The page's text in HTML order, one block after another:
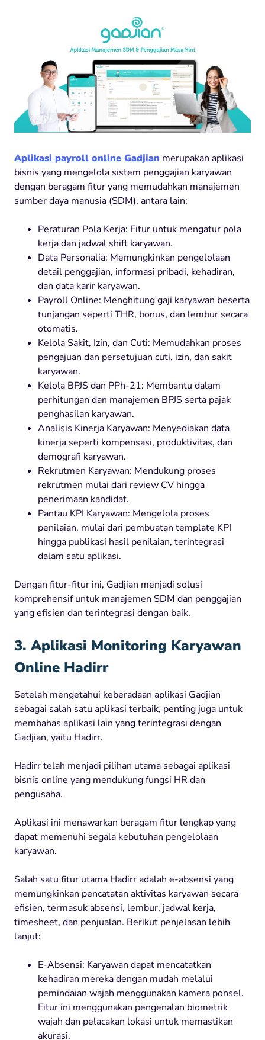
Aplikasi payroll online Gadjian merupakan aplikasi
bisnis yang mengelola sistem penggajian karyawan
dengan beragam fitur yang memudahkan manajemen
sumber daya manusia (SDM), antara lain:
Peraturan Pola Kerja: Fitur untuk mengatur pola
kerja dan jadwal shift karyawan.
Data Personalia: Memungkinkan pengelolaan
detail penggajian, informasi pribadi, kehadiran,
dan data karir karyawan.
Payroll Online: Menghitung gaji karyawan beserta
tunjangan seperti THR, bonus, dan lembur secara
otomatis.
Kelola Sakit, Izin, dan Cuti: Memudahkan proses
pengajuan dan persetujuan cuti, izin, dan sakit
karyawan.
Kelola BPJS dan PPh-21: Membantu dalam
perhitungan dan manajemen BPJS serta pajak
penghasilan karyawan.
Analisis Kinerja Karyawan: Menyediakan data
kinerja seperti kompensasi, produktivitas, dan
demografi karyawan.
Rekrutmen Karyawan: Mendukung proses
rekrutmen mulai dari review CV hingga
penerimaan kandidat.
Pantau KPI Karyawan: Mengelola proses
penilaian, mulai dari pembuatan template KPI
hingga publikasi hasil penilaian, terintegrasi
dalam satu aplikasi.
Dengan fitur-fitur ini, Gadjian menjadi solusi
komprehensif untuk manajemen SDM dan penggajian
yang efisien dan terintegrasi dengan baik.
3. Aplikasi Monitoring Karyawan
Online Hadirr
Setelah mengetahui keberadaan aplikasi Gadjian
sebagai salah satu aplikasi terbaik, penting juga untuk
membahas aplikasi lain yang terintegrasi dengan
Gadjian, yaitu Hadirr.
Hadirr telah menjadi pilihan utama sebagai aplikasi
bisnis online yang mendukung fungsi HR dan
pengusaha.
Aplikasi ini menawarkan beragam fitur lengkap yang
dapat memenuhi segala kebutuhan pengelolaan
karyawan.
Salah satu fitur utama Hadirr adalah e-absensi yang
memungkinkan pencatatan aktivitas karyawan secara
efisien, termasuk absensi, lembur, jadwal kerja,
timesheet, dan penjualan. Berikut penjelasan lebih
lanjut:
E-Absensi: Karyawan dapat mencatatkan
kehadiran mereka dengan mudah melalui
pemindaian wajah menggunakan kamera ponsel.
Fitur ini menggunakan pengenalan biometrik
wajah dan pelacakan lokasi untuk memastikan
akurasi.